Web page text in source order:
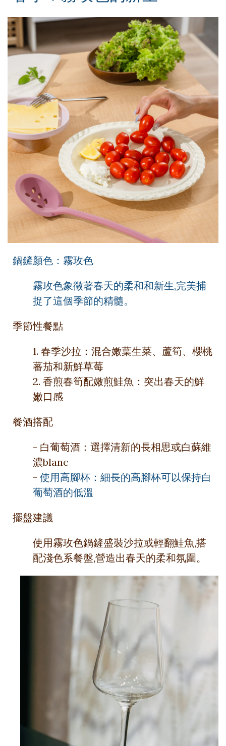
鍋鏟顏色：霧玫色
霧玫色象徵著春天的柔和和新生,完美捕
捉了這個季節的精髓。
季節性餐點
1. 春季沙拉：混合嫩葉生菜、蘆筍、櫻桃
蕃茄和新鮮草莓
2. 香煎春筍配嫩煎鮭魚：突出春天的鮮
嫩口感
餐酒搭配
- 白葡萄酒：選擇清新的長相思或白蘇維
濃blanc
- 使用高腳杯：細長的高腳杯可以保持白
葡萄酒的低溫
擺盤建議
使用霧玫色鍋鏟盛裝沙拉或輕翻鮭魚,搭
配淺色系餐盤,營造出春天的柔和氛圍。